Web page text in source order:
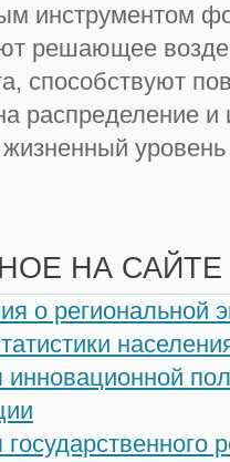
инструментом
решающее
способствуют
распределение и
уровень
НА САЙТЕ
о региональной